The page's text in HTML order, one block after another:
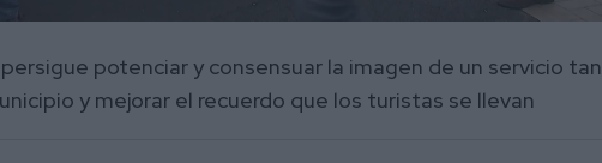
potenciar y consensuar la imagen de un servicio tan
y mejorar el recuerdo que los turistas se llevan